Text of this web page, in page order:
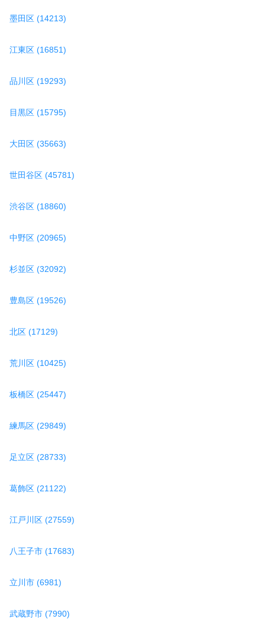
墨田区 (14213)
江東区 (16851)
品川区 (19293)
目黒区 (15795)
大田区 (35663)
世田谷区 (45781)
渋谷区 (18860)
中野区 (20965)
杉並区 (32092)
豊島区 (19526)
北区 (17129)
荒川区 (10425)
板橋区 (25447)
練馬区 (29849)
足立区 (28733)
葛飾区 (21122)
江戸川区 (27559)
八王子市 (17683)
立川市 (6981)
武蔵野市 (7990)